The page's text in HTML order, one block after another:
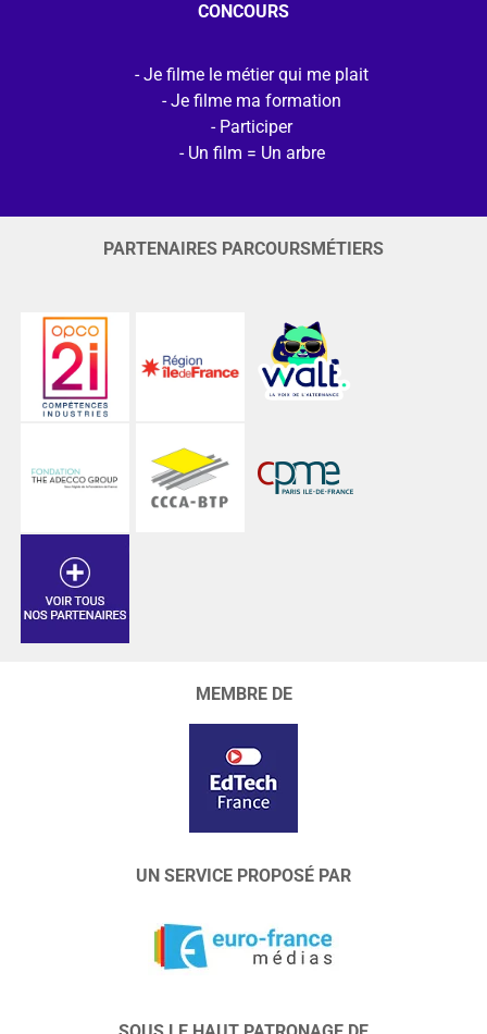
CONCOURS
Je filme le métier qui me plait
Je filme ma formation
Participer
Un film = Un arbre
PARTENAIRES PARCOURSMÉTIERS
MEMBRE DE
UN SERVICE PROPOSÉ PAR